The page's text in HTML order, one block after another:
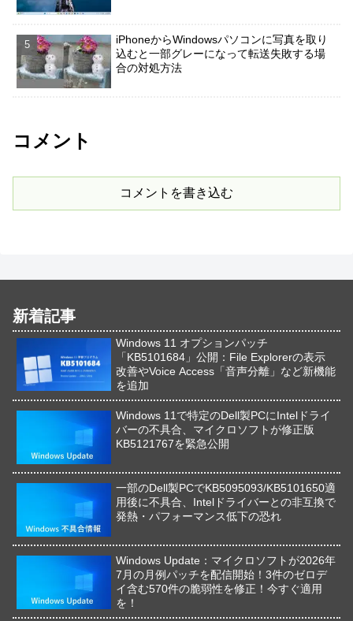
iPhoneからWindowsパソコンに写真を取り
込むと一部グレーになって転送失敗する場
合の対処方法
コメント
コメントを書き込む
新着記事
Windows 11 オプションパッチ
「KB5101684」公開：File Explorerの表示
改善やVoice Access「音声分離」など新機能
を追加
Windows 11で特定のDell製PCにIntelドライ
バーの不具合、マイクロソフトが修正版
KB5121767を緊急公開
一部のDell製PCでKB5095093/KB5101650適
用後に不具合、Intelドライバーとの非互換で
発熱・パフォーマンス低下の恐れ
Windows Update：マイクロソフトが2026年
7月の月例パッチを配信開始！3件のゼロデ
イ含む570件の脆弱性を修正！今すぐ適用
を！